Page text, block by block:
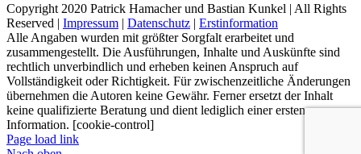
Copyright 2020 Patrick Hamacher und Bastian Kunkel | All Rights
Reserved | Impressum | Datenschutz | Erstinformation
Alle Angaben wurden mit größter Sorgfalt erarbeitet und
zusammengestellt. Die Ausführungen, Inhalte und Auskünfte sind
rechtlich unverbindlich und erheben keinen Anspruch auf
Vollständigkeit oder Richtigkeit. Für zwischenzeitliche Änderungen
übernehmen die Autoren keine Gewähr. Ferner ersetzt der Inhalt
keine qualifizierte Beratung und dient lediglich einer ersten
Information. [cookie-control]
Page load link